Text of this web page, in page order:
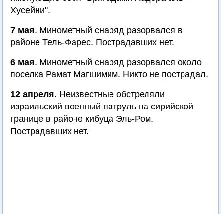
Хусейни".
7 мая. Минометный снаряд разорвался в
районе Тель-Фарес. Пострадавших нет.
6 мая. Минометный снаряд разорвался около
поселка Рамат Магшимим. Никто не пострадал.
12 апреля. Неизвестные обстреляли
израильский военный патруль на сирийской
границе в районе кибуца Эль-Ром.
Пострадавших нет.